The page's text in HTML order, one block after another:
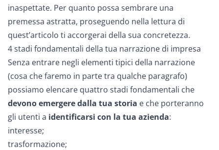
inaspettate. Per quanto possa sembrare una
premessa astratta, proseguendo nella lettura di
quest’articolo ti accorgerai della sua concretezza.
4 stadi fondamentali della tua narrazione di impresa
Senza entrare negli elementi tipici della narrazione
(cosa che faremo in parte tra qualche paragrafo)
possiamo elencare quattro stadi fondamentali che
devono emergere dalla tua storia e che porteranno
gli utenti a identificarsi con la tua azienda:
interesse;
trasformazione;